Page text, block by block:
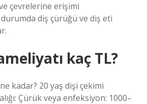
çevrelerine erişimi
diş çürüğü ve diş eti
kaç TL?
kadar? 20 yaş dişi çekimi
Çürük veya enfeksiyon: 1000–